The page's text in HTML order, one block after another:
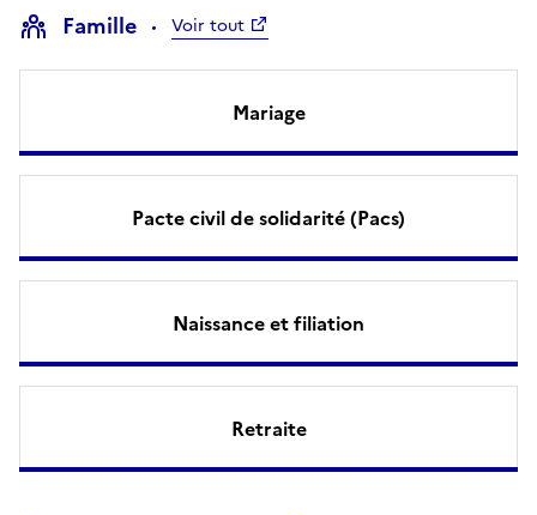
Famille Voir tout
Mariage
Pacte civil de solidarité (Pacs)
Naissance et filiation
Retraite